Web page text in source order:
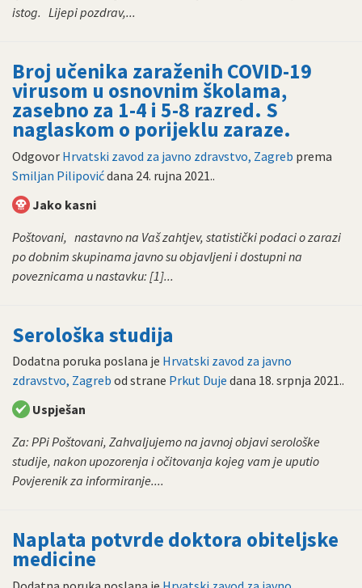
istog. Lijepi pozdrav,...
Broj učenika zaraženih COVID-19
virusom u osnovnim školama,
zasebno za 1-4 i 5-8 razred. S
naglaskom o porijeklu zaraze.
Odgovor Hrvatski zavod za javno zdravstvo, Zagreb prema
Smiljan Pilipovićdana 24. rujna 2021..
Jako kasni
Poštovani, nastavno na Vaš zahtjev, statistički podaci o zarazi
po dobnim skupinama javno su objavljeni i dostupni na
poveznicama u nastavku: [1]...
Serološka studija
Dodatna poruka poslana je Hrvatski zavod za javno
zdravstvo, Zagreb od strane Prkut Duje dana 18. srpnja 2021..
Uspješan
Za: PPi Poštovani, Zahvaljujemo na javnoj objavi serološke
studije, nakon upozorenja i očitovanja kojeg vam je uputio
Povjerenik za informiranje....
Naplata potvrde doktora obiteljske
medicine